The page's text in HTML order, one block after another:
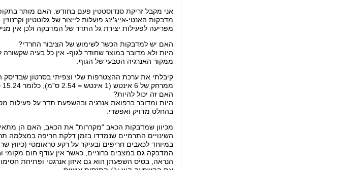
אני מקבל זריקת סנדוסטטין פעם בחודש. האם מותר
מדבקות האנטי-אייג'ינג פועלות לייצור של גלוטטיון
מפריעה לפעילות יצירת גל התדר של המדבקה ולכן אין
האם יש למדבקות הכשר לשימוש של הציבור החרדי?
היות ולא מדובר במוצר שחודר לגוף- אין כל בעיה
ממקור האנרגיה הטבעי של הגוף.
קיבלתי את ערכת ההצטרפות שלי וצפיתי בסרטון
ממרחק של 6 אינטש (1 אינטש = 2.54 ס"מ), כלומר 15.24 ס"מ מהגוף.
האם זה יכול להיות?
היות ומדובר ברפואת אנרגיה ובהשפעת תדר על פעילות
בהחלט מדויק ואפשרי.
מכיוון שמדבקות הכאב "מקררות" את הכאב, האם הן
השינויים התרמיים שנמדדו בזמן דלקת חריפה במצלמה
במיוחד לכאבים חריפים ובעיקר על רקע טראומטי (כיווץ
המדבקה גם במצבים כרוניים, כאשר אין עודף חום מקומי
הנראה, בסיס השפעתן הוא גם איזון אנרגטי ופתיחת